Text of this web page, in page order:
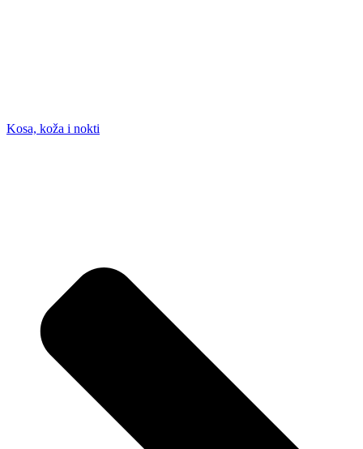
Kosa, koža i nokti